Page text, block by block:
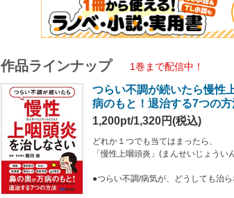
「慢性上咽頭炎」とは、鼻の奥に位置する「上咽頭」が慢性
多くの人は、鼻の違和感がないため、この疾患についての自
「慢性疲労」
「めまい」
「後鼻漏」
「慢性かぜ・せき」
「腹・胃の不調」
「IgA腎症」
などの原因となっていること、この炎症を抑えることで、こ
現在、耳鼻科医や内科医の間で注目を集めつつあります。
作品ラインナップ 1巻まで配信中！
つらい不調が続いたら慢
病のもと！退治する7つの方
1,200pt/1,320円(税込)
どれか１つでも当てはまったら、
「慢性上咽頭炎」(まんせいじょうい
●つらい不調/病気が、どうしても治